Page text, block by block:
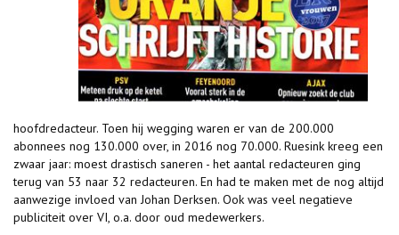
hoofdredacteur. Toen hij wegging waren er van de 200.000
abonnees nog 130.000 over, in 2016 nog 70.000. Ruesink kreeg een
zwaar jaar: moest drastisch saneren - het aantal redacteuren ging
terug van 53 naar 32 redacteuren. En had te maken met de nog altijd
aanwezige invloed van Johan Derksen. Ook was veel negatieve
publiciteit over VI, o.a. door oud medewerkers.